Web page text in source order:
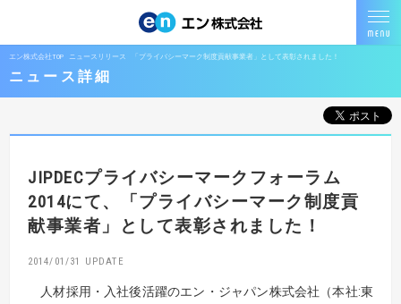
エン株式会社TOP ニュースリリース 「プライバシーマーク制度貢献事業者」として表彰されました！
ニュース詳細
JIPDECプライバシーマークフォーラム
2014にて、
「プライバシーマーク制度貢
献事業者」として表彰されました！
2014/01/31
人材採用・入社後活躍のエン・ジャパン株式会社（本社:東